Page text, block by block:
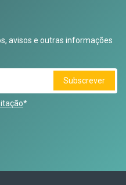
avisos e outras informações
Subscrever
*